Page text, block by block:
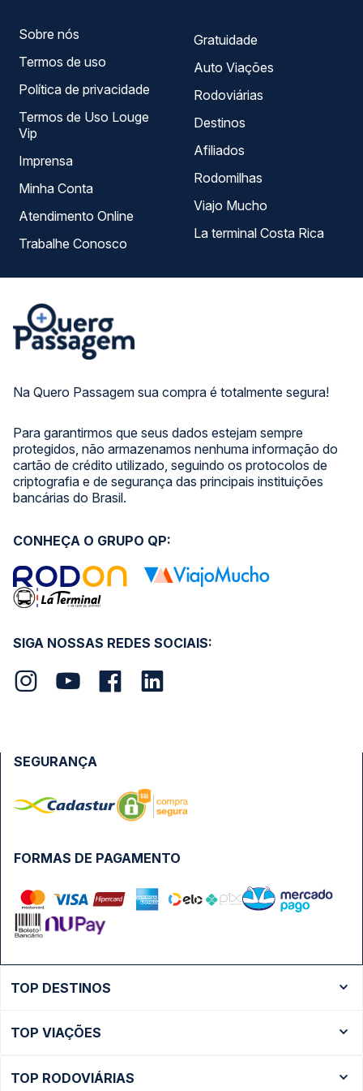
Na Quero Passagem sua compra é totalmente segura!
Para garantirmos que seus dados estejam sempre
protegidos, não armazenamos nenhuma informação do
cartão de crédito utilizado, seguindo os protocolos de
criptografia e de segurança das principais instituições
bancárias do Brasil.
Sobre nós
Termos de uso
Política de privacidade
Termos de Uso Louge
Vip
Imprensa
Minha Conta
Atendimento Online
Trabalhe Conosco
Gratuidade
Auto Viações
Rodoviárias
Destinos
Afiliados
Rodomilhas
Viajo Mucho
La terminal Costa Rica
SIGA NOSSAS REDES SOCIAIS:
CONHEÇA O GRUPO QP:
FORMAS DE PAGAMENTO
SEGURANÇA
TOP DESTINOS
Ônibus São Paulo
TOP VIAÇÕES
TOP RODOVIÁRIAS